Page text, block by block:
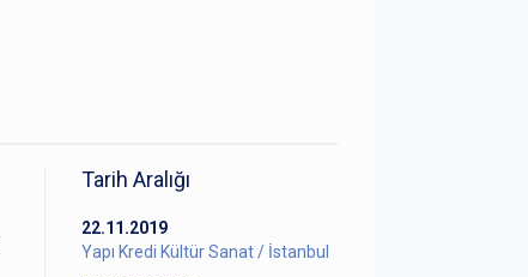
Tarih Aralığı
22.11.2019
Yapı Kredi Kültür Sanat / İstanbul